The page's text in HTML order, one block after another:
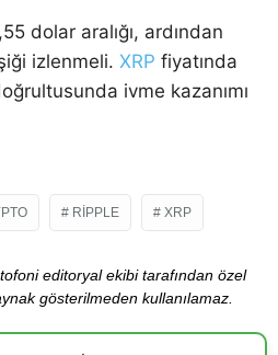
dolar aralığı, ardından
izlenmeli. XRP fiyatında
ivme kazanımı
RIPPLE XRP
editoryal ekibi tarafından özel
gösterilmeden kullanılamaz.